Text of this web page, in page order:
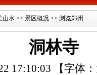
山水 >> 景区概况 >> 浏览郑州
洞林寺
17:10:03 【字体：